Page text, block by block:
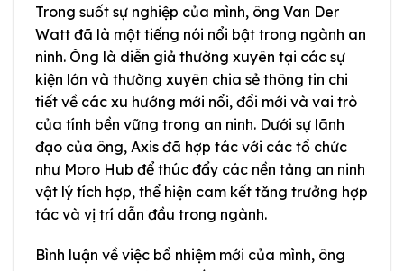
Trong suốt sự nghiệp của mình, ông Van Der
Watt đã là một tiếng nói nổi bật trong ngành an
ninh. Ông là diễn giả thường xuyên tại các sự
kiện lớn và thường xuyên chia sẻ thông tin chi
tiết về các xu hướng mới nổi, đổi mới và vai trò
của tính bền vững trong an ninh. Dưới sự lãnh
đạo của ông, Axis đã hợp tác với các tổ chức
như Moro Hub để thúc đẩy các nền tảng an ninh
vật lý tích hợp, thể hiện cam kết tăng trưởng hợp
tác và vị trí dẫn đầu trong ngành.
Bình luận về việc bổ nhiệm mới của mình, ông